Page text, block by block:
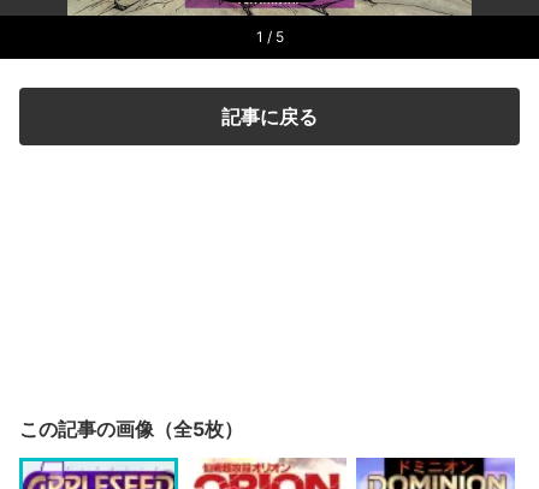
1 / 5
記事に戻る
この記事の画像（全5枚）